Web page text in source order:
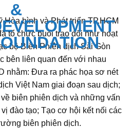
Hòa bình và Phát triển TP.HCM
tổ chức buổi trao đổi như hoạt
bộ Biên Phiên dịch Sài Gòn
bên liên quan đến với nhau
nhằm: Đưa ra phác họa sơ nét
Việt Nam giai đoạn sau dịch;
biên phiên dịch và những vấn
đào tạo; Tạo cơ hội kết nối các
biên phiên dịch.